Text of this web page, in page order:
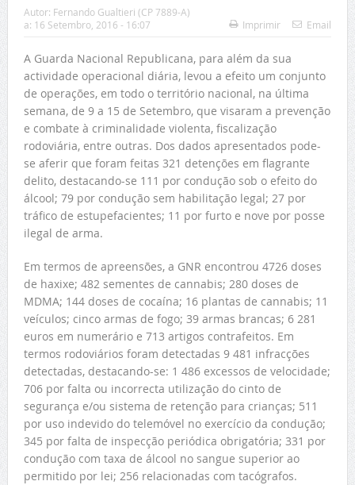
Autor: Fernando Gualtieri (CP 7889-A)
a: 16 Setembro, 2016 - 16:07 Imprimir Email
A Guarda Nacional Republicana, para além da sua
actividade operacional diária, levou a efeito um conjunto
de operações, em todo o território nacional, na última
semana, de 9 a 15 de Setembro, que visaram a prevenção
e combate à criminalidade violenta, fiscalização
rodoviária, entre outras. Dos dados apresentados pode-
se aferir que foram feitas 321 detenções em flagrante
delito, destacando-se 111 por condução sob o efeito do
álcool; 79 por condução sem habilitação legal; 27 por
tráfico de estupefacientes; 11 por furto e nove por posse
ilegal de arma.
Em termos de apreensões, a GNR encontrou 4726 doses
de haxixe; 482 sementes de cannabis; 280 doses de
MDMA; 144 doses de cocaína; 16 plantas de cannabis; 11
veículos; cinco armas de fogo; 39 armas brancas; 6 281
euros em numerário e 713 artigos contrafeitos. Em
termos rodoviários foram detectadas 9 481 infracções
detectadas, destacando-se: 1 486 excessos de velocidade;
706 por falta ou incorrecta utilização do cinto de
segurança e/ou sistema de retenção para crianças; 511
por uso indevido do telemóvel no exercício da condução;
345 por falta de inspecção periódica obrigatória; 331 por
condução com taxa de álcool no sangue superior ao
permitido por lei; 256 relacionadas com tacógrafos.